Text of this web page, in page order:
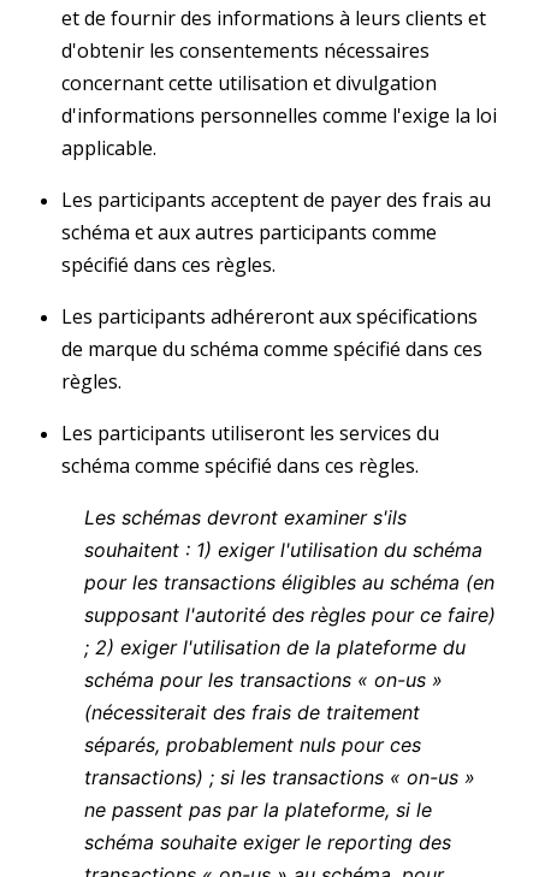
et de fournir des informations à leurs clients et
d'obtenir les consentements nécessaires
concernant cette utilisation et divulgation
d'informations personnelles comme l'exige la loi
applicable.
Les participants acceptent de payer des frais au
schéma et aux autres participants comme
spécifié dans ces règles.
Les participants adhéreront aux spécifications
de marque du schéma comme spécifié dans ces
règles.
Les participants utiliseront les services du
schéma comme spécifié dans ces règles.
Les schémas devront examiner s'ils
souhaitent : 1) exiger l'utilisation du schéma
pour les transactions éligibles au schéma (en
supposant l'autorité des règles pour ce faire)
; 2) exiger l'utilisation de la plateforme du
schéma pour les transactions « on-us »
(nécessiterait des frais de traitement
séparés, probablement nuls pour ces
transactions) ; si les transactions « on-us »
ne passent pas par la plateforme, si le
schéma souhaite exiger le reporting des